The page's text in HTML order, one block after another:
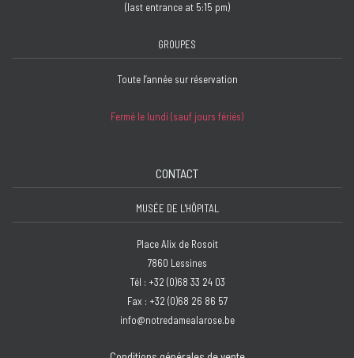
(last entrance at 5:15 pm)
GROUPES
Toute l’année sur réservation
Fermé le lundi (sauf jours fériés)
CONTACT
MUSÉE DE L'HÔPITAL
Place Alix de Rosoit
7860 Lessines
Tél : +32 (0)68 33 24 03
Fax : +32 (0)68 26 86 57
info@notredamealarose.be